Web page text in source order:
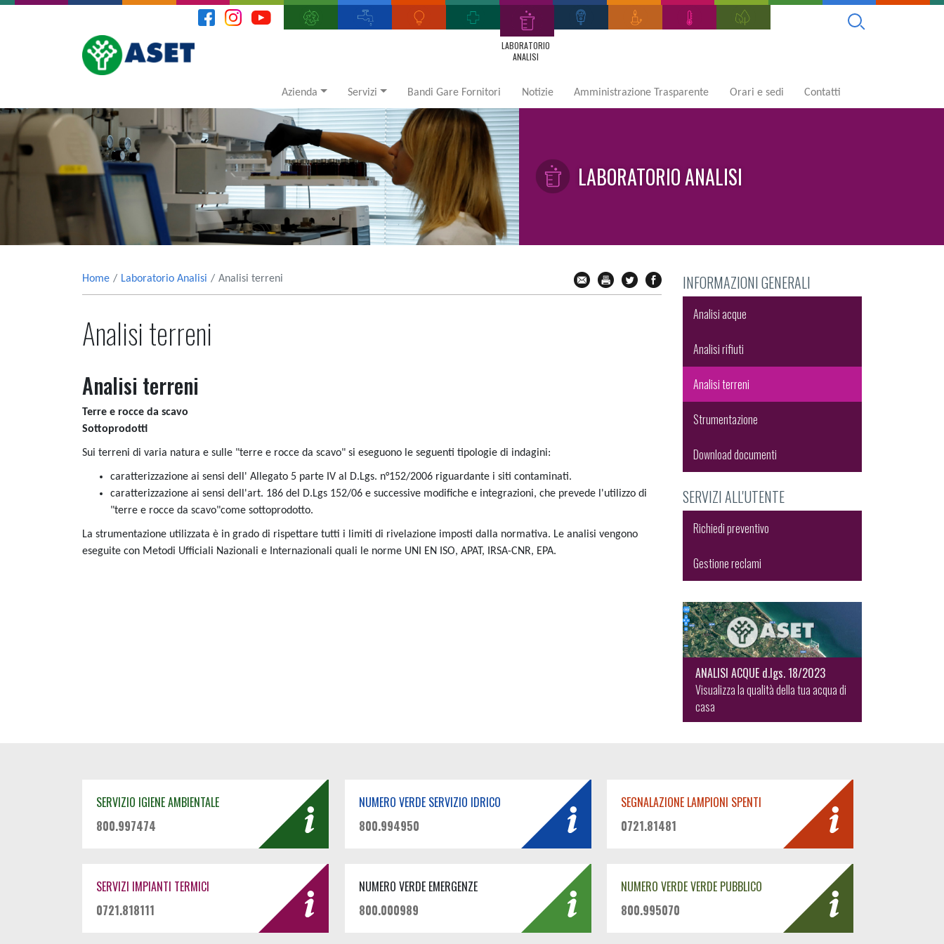
LABORATORIO
ANALISI
Azienda Servizi Bandi Gare Fornitori Notizie Amministrazione Trasparente Orari e sedi Contatti
LABORATORIO ANALISI
Home Laboratorio Analisi Analisi terreni
Analisi terreni
Analisi terreni
Terre e rocce da scavo
Sottoprodotti
Sui terreni di varia natura e sulle "terre e rocce da scavo" si eseguono le seguenti tipologie di indagini:
caratterizzazione ai sensi dell' Allegato 5 parte IV al D.Lgs. n°152/2006 riguardante i siti contaminati.
caratterizzazione ai sensi dell'art. 186 del D.Lgs 152/06 e successive modifiche e integrazioni, che prevede l'utilizzo di
"terre e rocce da scavo"come sottoprodotto.
La strumentazione utilizzata è in grado di rispettare tutti i limiti di rivelazione imposti dalla normativa. Le analisi vengono
eseguite con Metodi Ufficiali Nazionali e Internazionali quali le norme UNI EN ISO, APAT, IRSA-CNR, EPA.
INFORMAZIONI GENERALI
Analisi acque
Analisi rifiuti
Analisi terreni
Strumentazione
Download documenti
SERVIZI ALL'UTENTE
Richiedi preventivo
Gestione reclami
ANALISI ACQUE d.lgs. 18/2023
Visualizza la qualità della tua acqua di
casa
SERVIZIO IGIENE AMBIENTALE
800.997474
NUMERO VERDE SERVIZIO IDRICO
800.994950
SEGNALAZIONE LAMPIONI SPENTI
0721.81481
SERVIZI IMPIANTI TERMICI
0721.818111
NUMERO VERDE EMERGENZE
800.000989
NUMERO VERDE VERDE PUBBLICO
800.995070